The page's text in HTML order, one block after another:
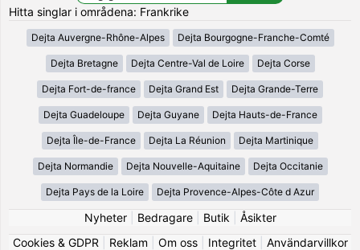
Hitta singlar i områdena: Frankrike
Dejta Auvergne-Rhône-Alpes Dejta Bourgogne-Franche-Comté
Dejta Bretagne Dejta Centre-Val de Loire Dejta Corse
Dejta Fort-de-france Dejta Grand Est Dejta Grande-Terre
Dejta Guadeloupe Dejta Guyane Dejta Hauts-de-France
Dejta Île-de-France Dejta La Réunion Dejta Martinique
Dejta Normandie Dejta Nouvelle-Aquitaine Dejta Occitanie
Dejta Pays de la Loire Dejta Provence-Alpes-Côte d Azur
Nyheter| Bedragare| Butik
Åsikter
Cookies & GDPR
Reklam Om oss| Integritet| Användarvillkor